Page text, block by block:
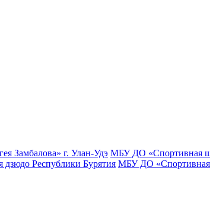
Замбалова» г. Улан-Удэ МБУ ДО «Спортивная
дзюдо Республики Бурятия МБУ ДО «Спортивная